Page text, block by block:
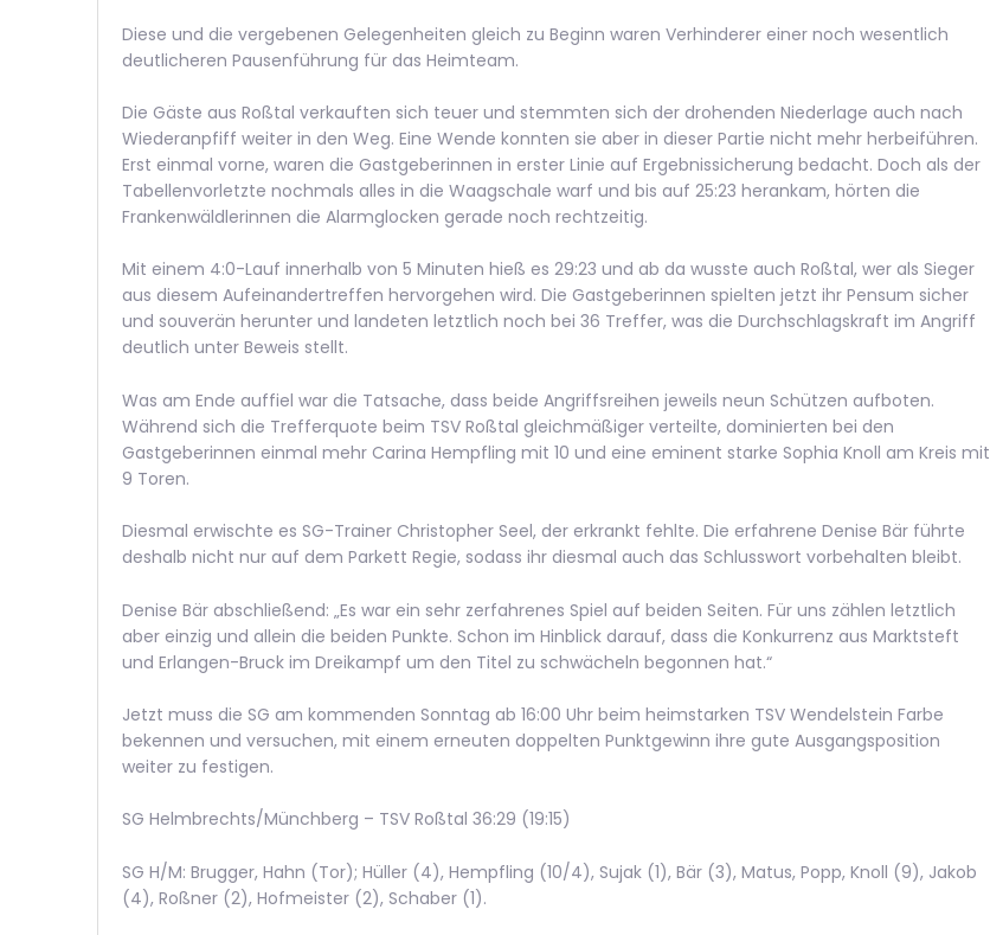
Diese und die vergebenen Gelegenheiten gleich zu Beginn waren Verhinderer einer noch wesentlich
deutlicheren Pausenführung für das Heimteam.
Die Gäste aus Roßtal verkauften sich teuer und stemmten sich der drohenden Niederlage auch nach
Wiederanpfiff weiter in den Weg. Eine Wende konnten sie aber in dieser Partie nicht mehr herbeiführen.
Erst einmal vorne, waren die Gastgeberinnen in erster Linie auf Ergebnissicherung bedacht. Doch als der
Tabellenvorletzte nochmals alles in die Waagschale warf und bis auf 25:23 herankam, hörten die
Frankenwäldlerinnen die Alarmglocken gerade noch rechtzeitig.
Mit einem 4:0-Lauf innerhalb von 5 Minuten hieß es 29:23 und ab da wusste auch Roßtal, wer als Sieger
aus diesem Aufeinandertreffen hervorgehen wird. Die Gastgeberinnen spielten jetzt ihr Pensum sicher
und souverän herunter und landeten letztlich noch bei 36 Treffer, was die Durchschlagskraft im Angriff
deutlich unter Beweis stellt.
Was am Ende auffiel war die Tatsache, dass beide Angriffsreihen jeweils neun Schützen aufboten.
Während sich die Trefferquote beim TSV Roßtal gleichmäßiger verteilte, dominierten bei den
Gastgeberinnen einmal mehr Carina Hempfling mit 10 und eine eminent starke Sophia Knoll am Kreis mit
9 Toren.
Diesmal erwischte es SG-Trainer Christopher Seel, der erkrankt fehlte. Die erfahrene Denise Bär führte
deshalb nicht nur auf dem Parkett Regie, sodass ihr diesmal auch das Schlusswort vorbehalten bleibt.
Denise Bär abschließend: „Es war ein sehr zerfahrenes Spiel auf beiden Seiten. Für uns zählen letztlich
aber einzig und allein die beiden Punkte. Schon im Hinblick darauf, dass die Konkurrenz aus Marktsteft
und Erlangen-Bruck im Dreikampf um den Titel zu schwächeln begonnen hat.“
Jetzt muss die SG am kommenden Sonntag ab 16:00 Uhr beim heimstarken TSV Wendelstein Farbe
bekennen und versuchen, mit einem erneuten doppelten Punktgewinn ihre gute Ausgangsposition
weiter zu festigen.
SG Helmbrechts/Münchberg – TSV Roßtal 36:29 (19:15)
SG H/M: Brugger, Hahn (Tor); Hüller (4), Hempfling (10/4), Sujak (1), Bär (3), Matus, Popp, Knoll (9), Jakob
(4), Roßner (2), Hofmeister (2), Schaber (1).